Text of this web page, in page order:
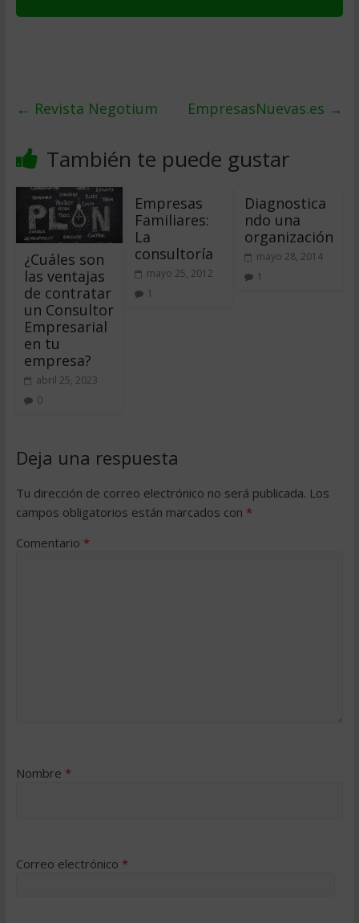
← Revista Negotium EmpresasNuevas.es →
También te puede gustar
¿Cuáles son
las ventajas
de contratar
un Consultor
Empresarial
en tu
empresa?
abril 25, 2023
0
Empresas
Familiares:
La
consultoría
mayo 25, 2012
1
Diagnostica
ndo una
organización
mayo 28, 2014
1
Deja una respuesta
Tu dirección de correo electrónico no será publicada. Los
campos obligatorios están marcados con *
Comentario *
Nombre *
Correo electrónico *